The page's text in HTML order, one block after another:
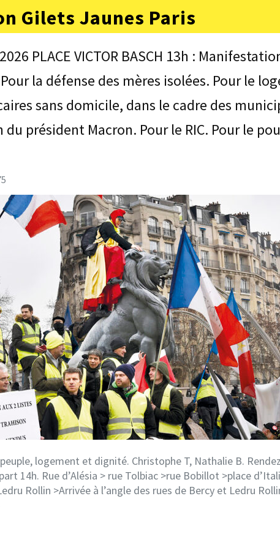
Gilets Jaunes Paris
PLACE VICTOR BASCH 13h :
la défense des mères isolées. Pour le
sans domicile, dans le cadre des
président Macron. Pour le RIC. Pour le
logement et dignité. Christophe T, Nathalie B.
14h. Rue d’Alésia > rue Tolbiac >rue Bobillot >place
Rollin >Arrivée à l’angle des rues de Bercy et Ledru